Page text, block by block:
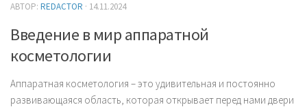
АВТОР: REDACTOR · 14.11.2024
Введение в мир аппаратной
косметологии
Аппаратная косметология – это удивительная и постоянно
развивающаяся область, которая открывает перед нами двери